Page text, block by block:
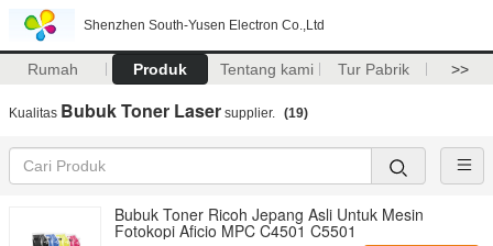
Shenzhen South-Yusen Electron Co.,Ltd
Rumah Produk Tentang kami Tur Pabrik >>
Kualitas Bubuk Toner Laser supplier. (19)
Bubuk Toner Ricoh Jepang Asli Untuk Mesin
Fotokopi Aficio MPC C4501 C5501